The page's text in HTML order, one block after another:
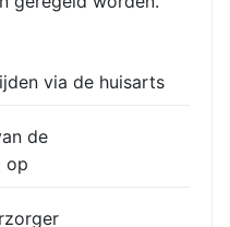
via de huisarts
de
op